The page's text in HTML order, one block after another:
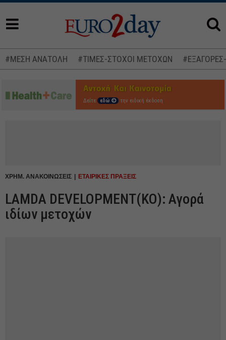
#ΜΕΣΗ ΑΝΑΤΟΛΗ #ΤΙΜΕΣ-ΣΤΟΧΟΙ ΜΕΤΟΧΩΝ
Δείτε εδώ την ειδική έκδοση
ΧΡΗΜ. ΑΝΑΚΟΙΝΩΣΕΙΣ ΕΤΑΙΡΙΚΕΣ ΠΡΑΞΕΙΣ
LAMDA DEVELOPMENT(ΚΟ): Αγορά
ιδίων μετοχών